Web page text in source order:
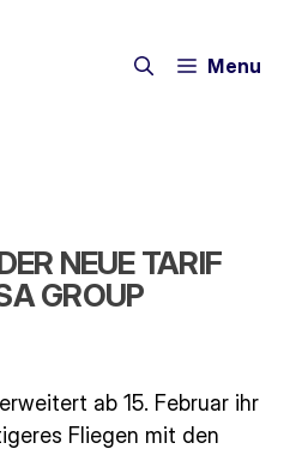
Menu
NEUE TARIF
GROUP
ab 15. Februar ihr
Fliegen mit den